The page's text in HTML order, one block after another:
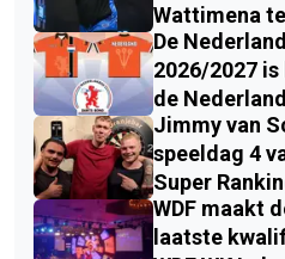
Wattimena
De
2026/2027
de
Jimmy van
speeldag 4
Super
WDF maakt
laatste